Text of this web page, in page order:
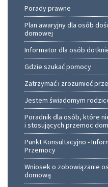
Porady prawne
Plan awaryjny dla osób
domowej
Informator dla osób
Gdzie szukać pomocy
Zatrzymać i zrozumieć
Jestem świadomym
Poradnik dla osób, które
i stosujących przemoc
Punkt Konsultacyjno -
Przemocy
Wniosek o zobowiązanie
domową